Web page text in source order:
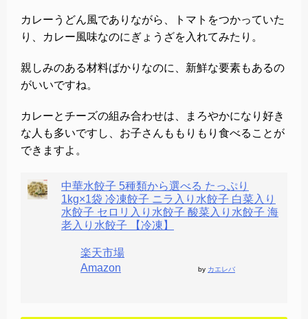
カレーうどん風でありながら、トマトをつかっていた
り、カレー風味なのにぎょうざを入れてみたり。
親しみのある材料ばかりなのに、新鮮な要素もあるの
がいいですね。
カレーとチーズの組み合わせは、まろやかになり好き
な人も多いですし、お子さんももりもり食べることが
できますよ。
中華水餃子 5種類から選べる たっぷり
1kg×1袋 冷凍餃子 ニラ入り水餃子 白菜入り
水餃子 セロリ入り水餃子 酸菜入り水餃子 海
老入り水餃子 【冷凍】
楽天市場
Amazon
by カエレバ